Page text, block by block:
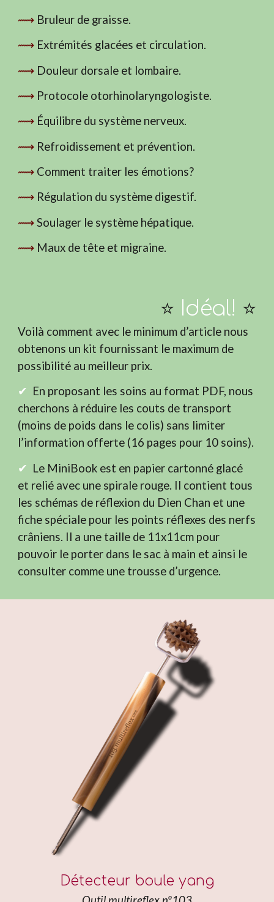
⟿ Bruleur de graisse.
⟿ Extrémités glacées et circulation.
⟿ Douleur dorsale et lombaire.
⟿ Protocole otorhinolaryngologiste.
⟿ Équilibre du système nerveux.
⟿ Refroidissement et prévention.
⟿ Comment traiter les émotions?
⟿ Régulation du système digestif.
⟿Soulager le système hépatique.
⟿ Maux de tête et migraine.
⭐️ Idéal! ⭐️
Voilà comment avec le minimum d’article nous
obtenons un kit fournissant le maximum de
possibilité au meilleur prix.
✔︎ En proposant les soins au format PDF, nous
cherchons à réduire les couts de transport
(moins de poids dans le colis) sans limiter
l’information offerte (16 pages pour 10 soins).
✔︎ Le MiniBook est en papier cartonné glacé
et relié avec une spirale rouge. Il contient tous
les schémas de réflexion du Dien Chan et une
fiche spéciale pour les points réflexes des nerfs
crâniens. Il a une taille de 11x11cm pour
pouvoir le porter dans le sac à main et ainsi le
consulter comme une trousse d’urgence.
Détecteur boule yang